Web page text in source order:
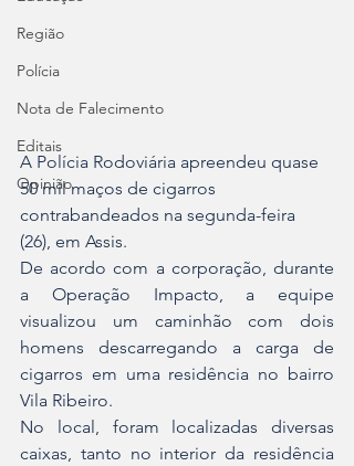
Região
Polícia
Nota de Falecimento
Editais
Opinião
A Polícia Rodoviária apreendeu quase
50 mil maços de cigarros
contrabandeados na segunda-feira
(26), em Assis.
De acordo com a corporação, durante
a Operação Impacto, a equipe
visualizou um caminhão com dois
homens descarregando a carga de
cigarros em uma residência no bairro
Vila Ribeiro.
No local, foram localizadas diversas
caixas, tanto no interior da residência